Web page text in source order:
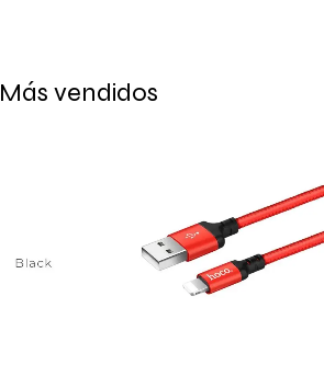
Más vendidos